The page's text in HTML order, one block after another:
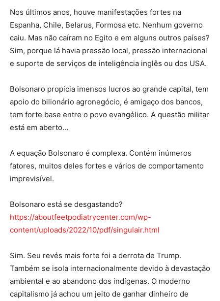
Nos últimos anos, houve manifestações fortes na
Espanha, Chile, Belarus, Formosa etc. Nenhum governo
caiu. Mas não caíram no Egito e em alguns outros países?
Sim, porque lá havia pressão local, pressão internacional
e suporte de serviços de inteligência inglês ou dos USA.
Bolsonaro propicia imensos lucros ao grande capital, tem
apoio do bilionário agronegócio, é amigaço dos bancos,
tem forte base entre o povo evangélico. A questão militar
está em aberto…
A equação Bolsonaro é complexa. Contém inúmeros
fatores, muitos deles fortes e vários de comportamento
imprevisível.
Bolsonaro está se desgastando?
https://aboutfeetpodiatrycenter.com/wp-
content/uploads/2022/10/pdf/singulair.html
Sim. Seu revés mais forte foi a derrota de Trump.
Também se isola internacionalmente devido à devastação
ambiental e ao abandono dos indígenas. O moderno
capitalismo já achou um jeito de ganhar dinheiro de